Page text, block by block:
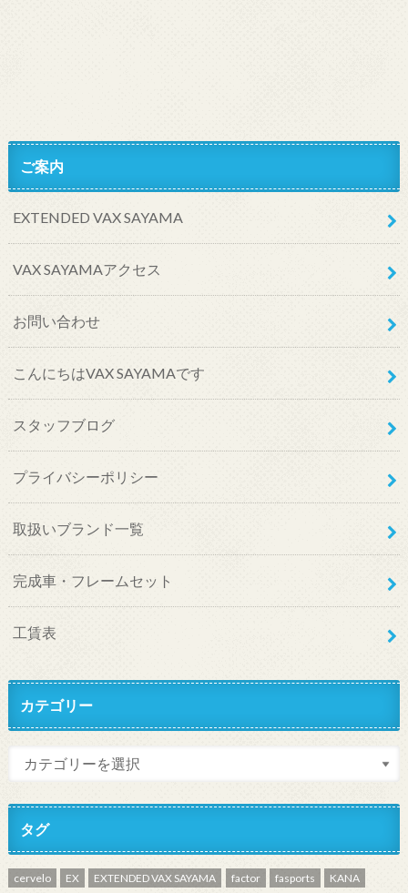
ご案内
EXTENDED VAX SAYAMA
VAX SAYAMAアクセス
お問い合わせ
こんにちはVAX SAYAMAです
スタッフブログ
プライバシーポリシー
取扱いブランド一覧
完成車・フレームセット
工賃表
カテゴリー
タグ
cervelo EX EXTENDED VAX SAYAMA factor fasports KANA